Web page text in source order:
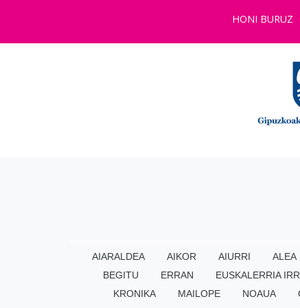
HONI BURUZ
AIARALDEA AIKOR AIURRI ALEA
BEGITU
ERRAN EUSKALERRIA
KRONIKA
MAILOPE NOAUA